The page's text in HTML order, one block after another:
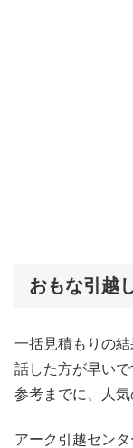
おもな引越
一括見積もりの
話した方が早いで
参考までに、人気
アーク引越センタ